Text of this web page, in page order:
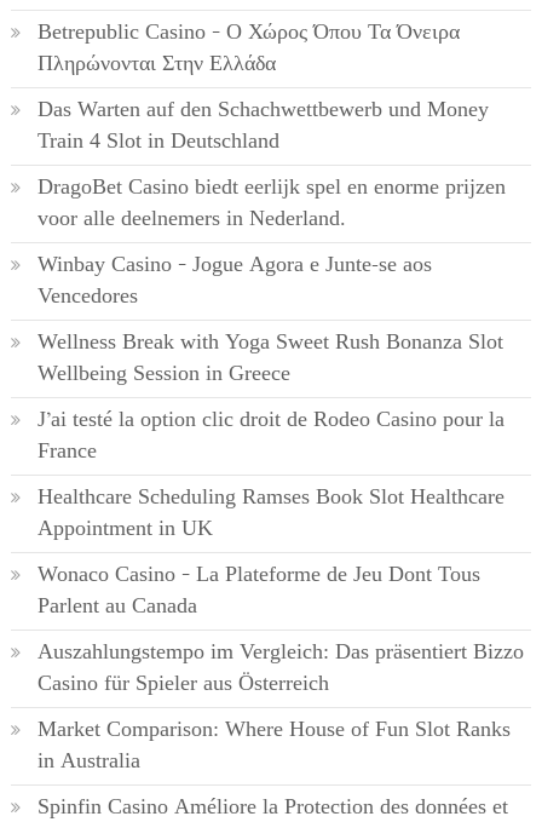
Betrepublic Casino – Ο Χώρος Όπου Τα Όνειρα
Πληρώνονται Στην Ελλάδα
Das Warten auf den Schachwettbewerb und Money
Train 4 Slot in Deutschland
DragoBet Casino biedt eerlijk spel en enorme prijzen
voor alle deelnemers in Nederland.
Winbay Casino – Jogue Agora e Junte-se aos
Vencedores
Wellness Break with Yoga Sweet Rush Bonanza Slot
Wellbeing Session in Greece
J’ai testé la option clic droit de Rodeo Casino pour la
France
Healthcare Scheduling Ramses Book Slot Healthcare
Appointment in UK
Wonaco Casino – La Plateforme de Jeu Dont Tous
Parlent au Canada
Auszahlungstempo im Vergleich: Das präsentiert Bizzo
Casino für Spieler aus Österreich
Market Comparison: Where House of Fun Slot Ranks
in Australia
Spinfin Casino Améliore la Protection des données et